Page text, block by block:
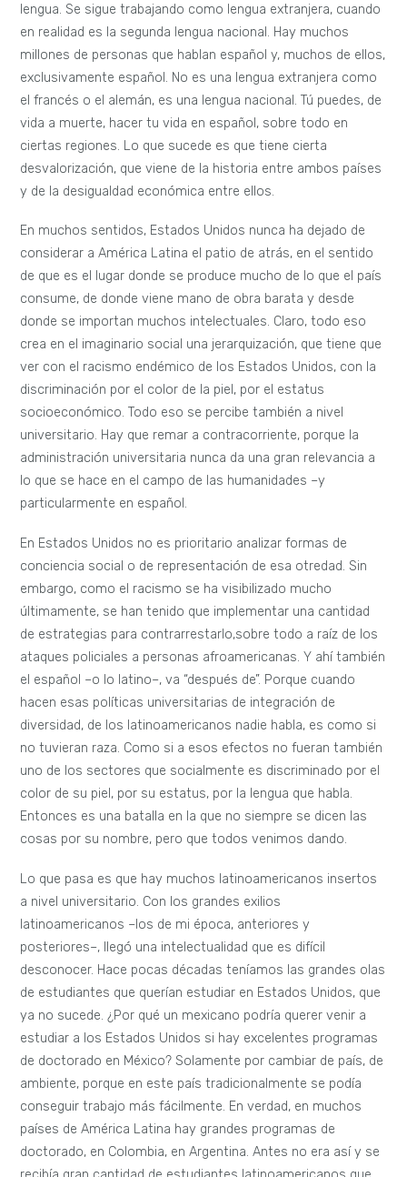
lengua. Se sigue trabajando como lengua extranjera, cuando
en realidad es la segunda lengua nacional. Hay muchos
millones de personas que hablan español y, muchos de ellos,
exclusivamente español. No es una lengua extranjera como
el francés o el alemán, es una lengua nacional. Tú puedes, de
vida a muerte, hacer tu vida en español, sobre todo en
ciertas regiones. Lo que sucede es que tiene cierta
desvalorización, que viene de la historia entre ambos países
y de la desigualdad económica entre ellos.
En muchos sentidos, Estados Unidos nunca ha dejado de
considerar a América Latina el patio de atrás, en el sentido
de que es el lugar donde se produce mucho de lo que el país
consume, de donde viene mano de obra barata y desde
donde se importan muchos intelectuales. Claro, todo eso
crea en el imaginario social una jerarquización, que tiene que
ver con el racismo endémico de los Estados Unidos, con la
discriminación por el color de la piel, por el estatus
socioeconómico. Todo eso se percibe también a nivel
universitario. Hay que remar a contracorriente, porque la
administración universitaria nunca da una gran relevancia a
lo que se hace en el campo de las humanidades –y
particularmente en español.
En Estados Unidos no es prioritario analizar formas de
conciencia social o de representación de esa otredad. Sin
embargo, como el racismo se ha visibilizado mucho
últimamente, se han tenido que implementar una cantidad
de estrategias para contrarrestarlo,sobre todo a raíz de los
ataques policiales a personas afroamericanas. Y ahí también
el español –o lo latino–, va “después de”. Porque cuando
hacen esas políticas universitarias de integración de
diversidad, de los latinoamericanos nadie habla, es como si
no tuvieran raza. Como si a esos efectos no fueran también
uno de los sectores que socialmente es discriminado por el
color de su piel, por su estatus, por la lengua que habla.
Entonces es una batalla en la que no siempre se dicen las
cosas por su nombre, pero que todos venimos dando.
Lo que pasa es que hay muchos latinoamericanos insertos
a nivel universitario. Con los grandes exilios
latinoamericanos –los de mi época, anteriores y
posteriores–, llegó una intelectualidad que es difícil
desconocer. Hace pocas décadas teníamos las grandes olas
de estudiantes que querían estudiar en Estados Unidos, que
ya no sucede. ¿Por qué un mexicano podría querer venir a
estudiar a los Estados Unidos si hay excelentes programas
de doctorado en México? Solamente por cambiar de país, de
ambiente, porque en este país tradicionalmente se podía
conseguir trabajo más fácilmente. En verdad, en muchos
países de América Latina hay grandes programas de
doctorado, en Colombia, en Argentina. Antes no era así y se